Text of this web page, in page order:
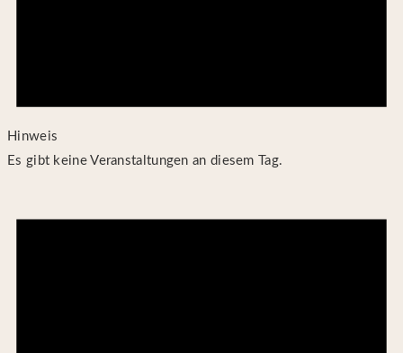
Hinweis
Es gibt keine Veranstaltungen an diesem Tag.